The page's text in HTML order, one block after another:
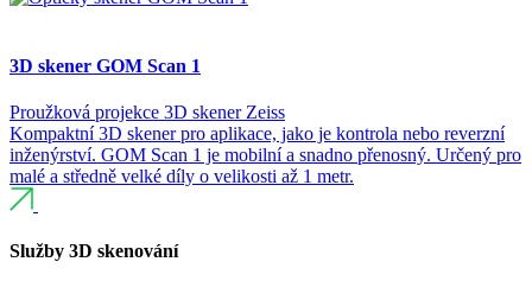
3D skener GOM Scan 1
Proužková projekce 3D skener Zeiss
Kompaktní 3D skener pro aplikace, jako je kontrola nebo reverzní
inženýrství. GOM Scan 1 je mobilní a snadno přenosný. Určený pro
malé a středně velké díly o velikosti až 1 metr.
Služby 3D skenování